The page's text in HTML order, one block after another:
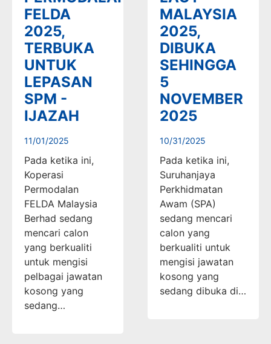
FELDA
2025,
TERBUKA
UNTUK
LEPASAN
SPM -
IJAZAH
11/01/2025
Pada ketika ini,
Koperasi
Permodalan
FELDA Malaysia
Berhad sedang
mencari calon
yang berkualiti
untuk mengisi
pelbagai jawatan
kosong yang
sedang…
MALAYSIA
2025,
DIBUKA
SEHINGGA
5
NOVEMBER
2025
10/31/2025
Pada ketika ini,
Suruhanjaya
Perkhidmatan
Awam (SPA)
sedang mencari
calon yang
berkualiti untuk
mengisi jawatan
kosong yang
sedang dibuka di…